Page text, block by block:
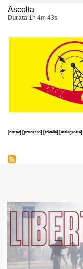
Ascolta
Durata 1h 4m 43s
[notav] [processo] [trivelle] [malagrotta]